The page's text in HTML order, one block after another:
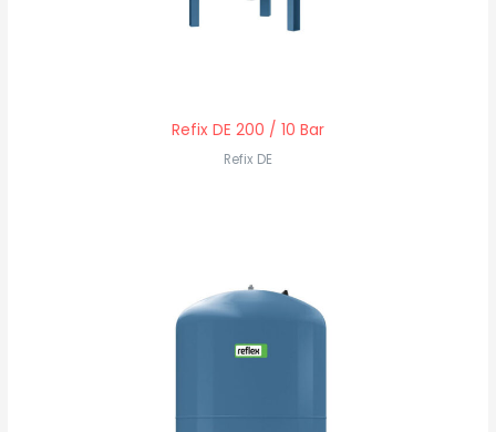
Refix DE 200 / 10 Bar
Refix DE